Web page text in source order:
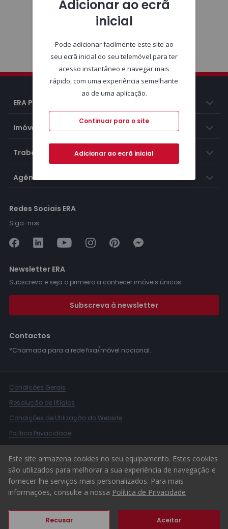
ERA Portugal
Imóveis
Trabalhar na ERA
Agências ERA
Redes Sociais ERA
Siga-nos:
Newsletter ERA
Subscreva e seja o primeiro a conhecer imóveis únicos.
Subscreva à newsletter
Contactos
*Chamada para a rede fixa/móvel nacional.
Condições Gerais
Resolução de litígios
Condições de Utilização do Website
Política Privacidade
Canal de Denúncias
© 2026 ERA Portugal
Este site armazena cookies no seu equipamento. Estes cookies
são utilizados para melhorar a sua experiência de navegação e
fornecer-lhe serviços mais personalizados. Para mais
informações, consulte a nossa Política de Privacidade
Recusar Aceitar
Adicionar ao ecrã
inicial
Pode adicionar facilmente este site ao
seu ecrã inicial do seu telemóvel para ter
acesso instantâneo e navegar mais
rápido, com uma experiência semelhante
ao de uma aplicação.
Continuar para o site
Adicionar ao ecrã inicial